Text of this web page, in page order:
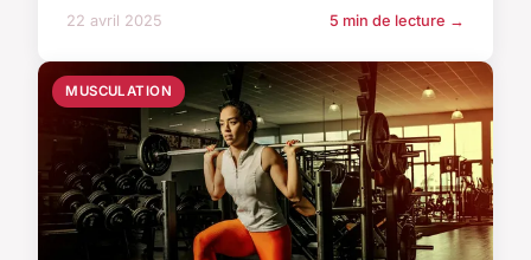
22 avril 2025 5 min de lecture →
MUSCULATION